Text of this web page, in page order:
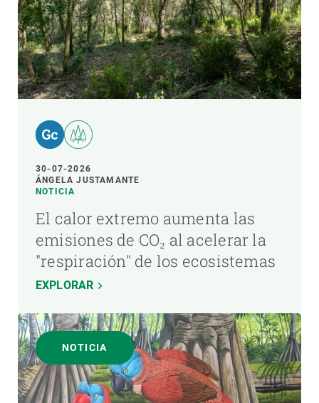
30-07-2026
ÁNGELA JUSTAMANTE
NOTICIA
El calor extremo aumenta las
emisiones de CO₂ al acelerar la
"respiración" de los ecosistemas
EXPLORAR
NOTICIA